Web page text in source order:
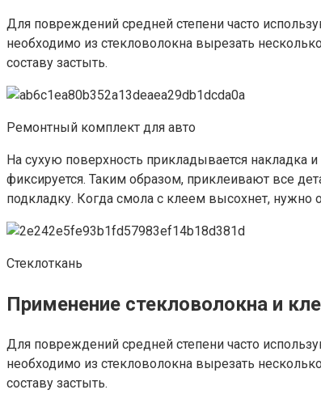
Для повреждений средней степени часто
необходимо из стекловолокна вырезать
составу застыть.
Ремонтный комплект для авто
На сухую поверхность прикладывается накладка
фиксируется. Таким образом, приклеивают все
подкладку. Когда смола с клеем высохнет, нужно
Стеклоткань
Применение стекловолокна и
Для повреждений средней степени часто
необходимо из стекловолокна вырезать
составу застыть.